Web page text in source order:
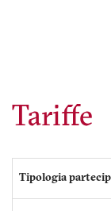
Tariffe
Tipologia